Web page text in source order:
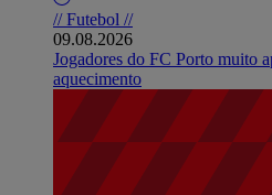
// Futebol //
09.08.2026
Jogadores do FC Porto muito
aquecimento